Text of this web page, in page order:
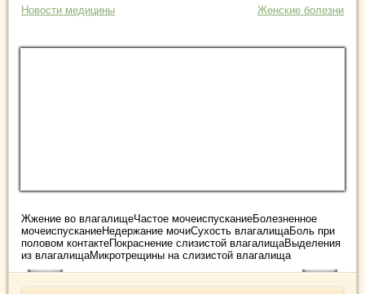
Новости медицины Женские болезни
Жжение во влагалищеЧастое мочеиспусканиеБолезненное
мочеиспусканиеНедержание мочиСухость влагалищаБоль при
половом контактеПокраснение слизистой влагалищаВыделения
из влагалищаМикротрещины на слизистой влагалища